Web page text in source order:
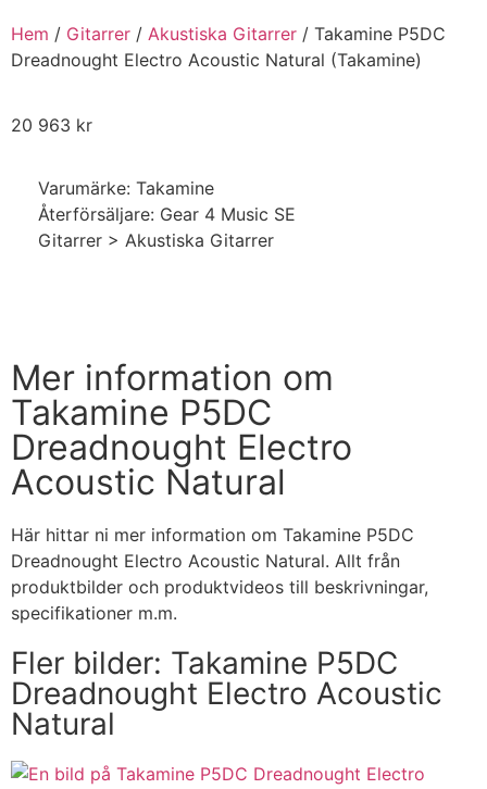
Hem / Gitarrer / Akustiska Gitarrer / Takamine P5DC
Dreadnought Electro Acoustic Natural (Takamine)
20 963 kr
Varumärke: Takamine
Återförsäljare: Gear 4 Music SE
Gitarrer > Akustiska Gitarrer
Mer information om
Takamine P5DC
Dreadnought Electro
Acoustic Natural
Här hittar ni mer information om Takamine P5DC
Dreadnought Electro Acoustic Natural. Allt från
produktbilder och produktvideos till beskrivningar,
specifikationer m.m.
Fler bilder: Takamine P5DC
Dreadnought Electro Acoustic
Natural